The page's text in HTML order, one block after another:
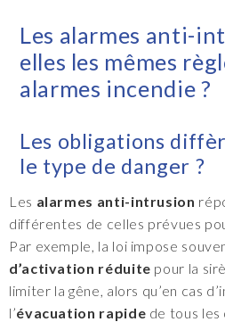
Les alarmes anti-
elles les mêmes
alarmes incendie ?
Les obligations
le type de danger ?
Les alarmes anti-intrusion
différentes de celles prévues
Par exemple, la loi impose
d’activation réduite pour la
limiter la gêne, alors qu’en cas
l’évacuation rapide de tous les